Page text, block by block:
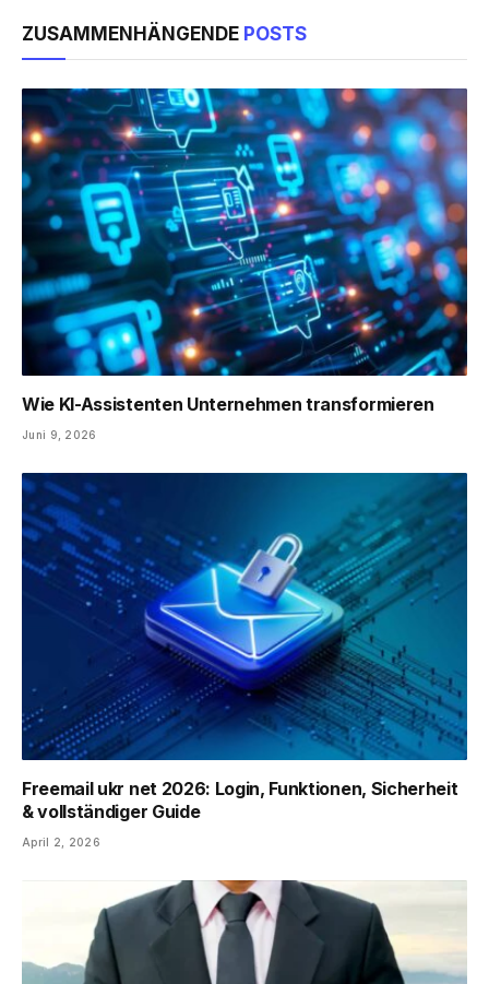
ZUSAMMENHÄNGENDE POSTS
Wie KI-Assistenten Unternehmen transformieren
Juni 9, 2026
Freemail ukr net 2026: Login, Funktionen, Sicherheit
& vollständiger Guide
April 2, 2026